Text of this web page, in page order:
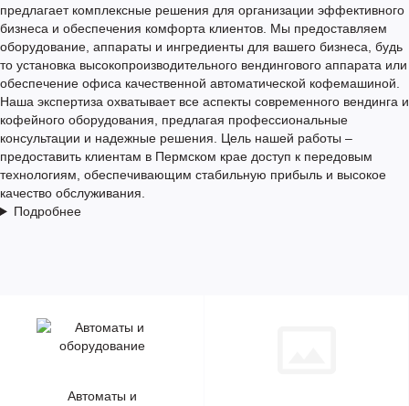
предлагает комплексные решения для организации эффективного
бизнеса и обеспечения комфорта клиентов. Мы предоставляем
оборудование, аппараты и ингредиенты для вашего бизнеса , будь
то установка высокопроизводительного вендингового аппарата или
обеспечение офиса качественной автоматической кофемашиной.
Наша экспертиза охватывает все аспекты современного вендинга и
кофейного оборудования, предлагая профессиональные
консультации и надежные решения. Цель нашей работы –
предоставить клиентам в Пермском крае доступ к передовым
технологиям, обеспечивающим стабильную прибыль и высокое
качество обслуживания.
Подробнее
Автоматы и